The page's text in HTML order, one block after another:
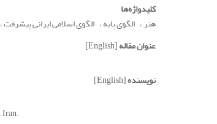
کلیدواژه‌ها
هنر الگوی پایه الگوی اسلامی ایرانی پیشرفت
عنوان مقاله[English]
نویسنده[English]
Iran.